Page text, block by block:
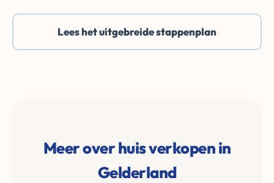
Lees het uitgebreide stappenplan
Meer over huis verkopen in
Gelderland